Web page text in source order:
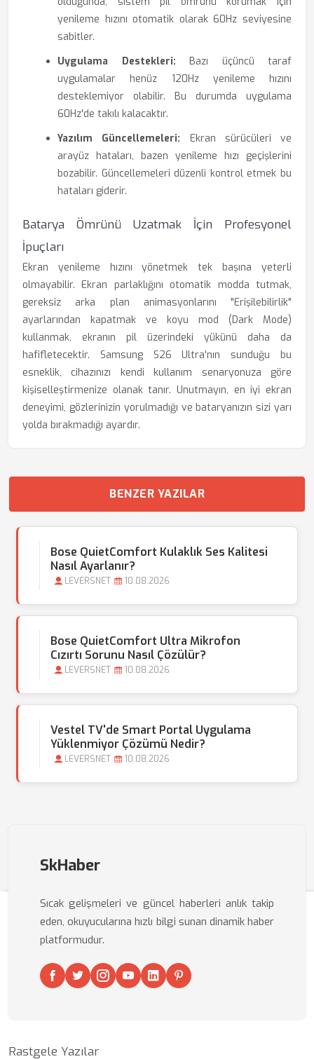
yenileme hızını otomatik olarak 60Hz seviyesine
sabitler.
Uygulama Destekleri: Bazı üçüncü taraf
uygulamalar henüz 120Hz yenileme hızını
desteklemiyor olabilir. Bu durumda uygulama
60Hz'de takılı kalacaktır.
Yazılım Güncellemeleri: Ekran sürücüleri ve
arayüz hataları, bazen yenileme hızı geçişlerini
bozabilir. Güncellemeleri düzenli kontrol etmek bu
hataları giderir.
Batarya Ömrünü Uzatmak İçin Profesyonel
İpuçları
Ekran yenileme hızını yönetmek tek başına yeterli
olmayabilir. Ekran parlaklığını otomatik modda tutmak,
gereksiz arka plan animasyonlarını "Erişilebilirlik"
ayarlarından kapatmak ve koyu mod (Dark Mode)
kullanmak, ekranın pil üzerindeki yükünü daha da
hafifletecektir. Samsung S26 Ultra'nın sunduğu bu
esneklik, cihazınızı kendi kullanım senaryonuza göre
kişiselleştirmenize olanak tanır. Unutmayın, en iyi ekran
deneyimi, gözlerinizin yorulmadığı ve bataryanızın sizi yarı
yolda bırakmadığı ayardır.
BENZER YAZILAR
Bose QuietComfort Kulaklık Ses Kalitesi
Nasıl Ayarlanır?
LEVERSNET 10.08.2026
Bose QuietComfort Ultra Mikrofon
Cızırtı Sorunu Nasıl Çözülür?
LEVERSNET 10.08.2026
Vestel TV'de Smart Portal Uygulama
Yüklenmiyor Çözümü Nedir?
LEVERSNET 10.08.2026
SkHaber
Sıcak gelişmeleri ve güncel haberleri anlık takip
eden, okuyucularına hızlı bilgi sunan dinamik haber
platformudur.
Rastgele Yazılar